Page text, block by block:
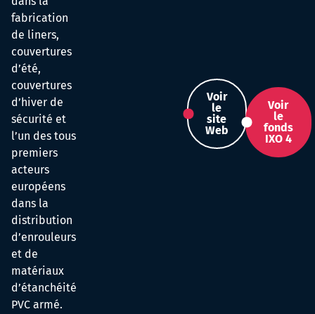
fabrication
de liners,
couvertures
d’été,
couvertures
d’hiver de
sécurité et
l’un des tous
premiers
acteurs
européens
dans la
distribution
d’enrouleurs
et de
matériaux
d’étanchéité
PVC armé.
Voir
le
site
Web
Voir
le
fonds
IXO 4